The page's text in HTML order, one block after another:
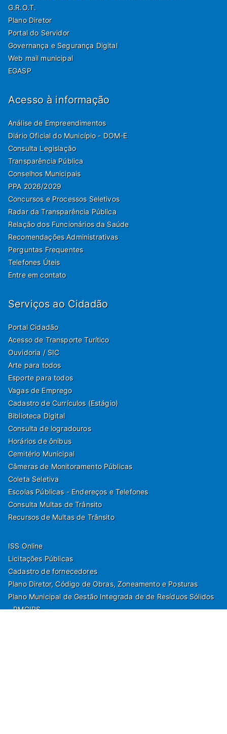
G.R.O.T.
Plano Diretor
Portal do Servidor
Governança e Segurança Digital
Web mail municipal
EGASP
Acesso à informação
Análise de Empreendimentos
Diário Oficial do Município - DOM-E
Consulta Legislação
Transparência Pública
Conselhos Municipais
PPA 2026/2029
Concursos e Processos Seletivos
Radar da Transparência Pública
Relação dos Funcionários da Saúde
Recomendações Administrativas
Perguntas Frequentes
Telefones Úteis
Entre em contato
Serviços ao Cidadão
Portal Cidadão
Acesso de Transporte Turítico
Ouvidoria / SIC
Arte para todos
Esporte para todos
Vagas de Emprego
Cadastro de Currículos (Estágio)
Biblioteca Digital
Consulta de logradouros
Horários de ônibus
Cemitério Municipal
Câmeras de Monitoramento Públicas
Coleta Seletiva
Escolas Públicas - Endereços e Telefones
Consulta Multas de Trânsito
Recursos de Multas de Trânsito
ISS Online
Licitações Públicas
Cadastro de fornecedores
Plano Diretor, Código de Obras, Zoneamento e Posturas
Plano Municipal de Gestão Integrada de de Resíduos Sólidos
- PMGIRS